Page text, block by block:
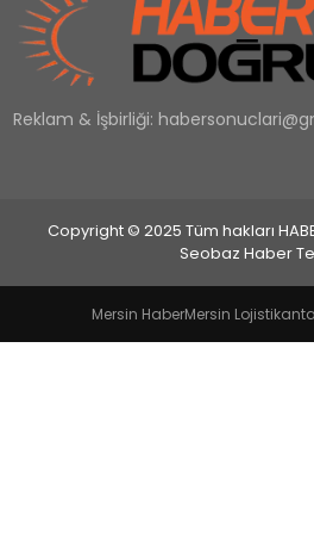
EĞİTİM
MAGAZİN
Reklam & İşbirliği:
Copyright © 2025 Tüm hakları
Seobaz Haber
Mersin HaberMersin Lojistik